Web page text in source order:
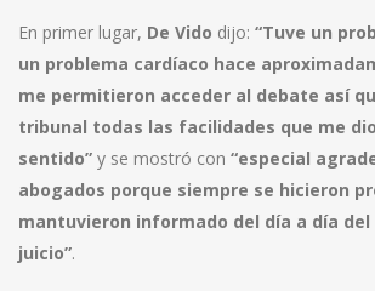
En primer lugar, De Vido dijo: “Tuve un
un problema cardíaco hace
me permitieron acceder al debate así
tribunal todas las facilidades que me
sentido” y se mostró con “especial
abogados porque siempre se hicieron
mantuvieron informado del día a día
juicio”.